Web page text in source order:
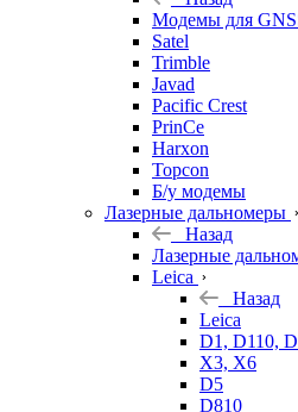
Модемы для
Satel
Trimble
Javad
Pacific Crest
PrinCe
Harxon
Topcon
Б/у модемы
Лазерные дальномеры
Назад
Лазерные
Leica
Назад
Leica
D1, D110,
X3, X6
D5
D810